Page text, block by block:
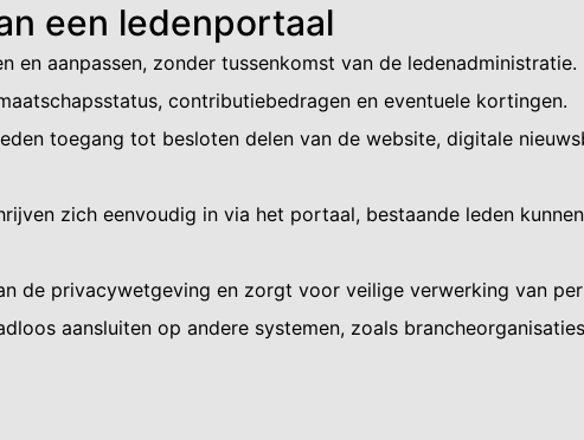
een ledenportaal
en aanpassen, zonder tussenkomst van de ledenadministratie.
contributiebedragen en eventuele kortingen.
toegang tot besloten delen van de website, digitale
zich eenvoudig in via het portaal, bestaande leden
de privacywetgeving en zorgt voor veilige verwerking van
aansluiten op andere systemen, zoals